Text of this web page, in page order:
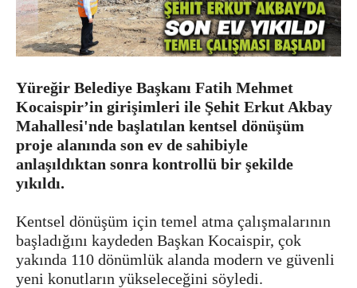
Yüreğir Belediye Başkanı Fatih Mehmet
Kocaispir’in girişimleri ile Şehit Erkut Akbay
Mahallesi'nde başlatılan kentsel dönüşüm
proje alanında son ev de sahibiyle
anlaşıldıktan sonra kontrollü bir şekilde
yıkıldı.
Kentsel dönüşüm için temel atma çalışmalarının
başladığını kaydeden Başkan Kocaispir, çok
yakında 110 dönümlük alanda modern ve güvenli
yeni konutların yükseleceğini söyledi.